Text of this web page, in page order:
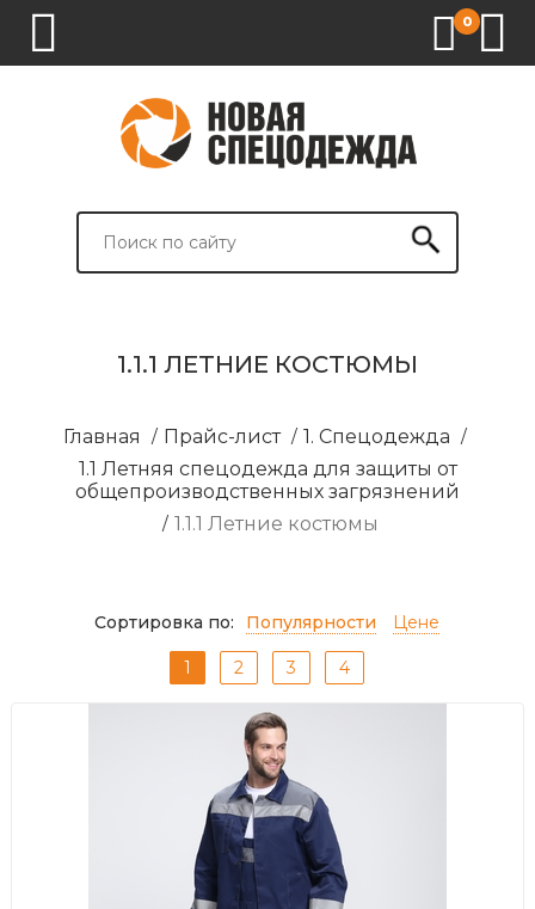
0
СПЕЦОДЕЖДА
СПЕЦОБУВЬ
СРЕДСТВА
ВСПОМОГАТЕЛЬНЫЕ
БРЕНДИРОВАНИЕ
1.1.1 ЛЕТНИЕ КОСТЮМЫ
Главная / Прайс-лист / 1. Спецодежда /
1.1 Летняя спецодежда для защиты от
общепроизводственных загрязнений
/ 1.1.1 Летние костюмы
Сортировка по: Популярности Цене
1 2 3 4